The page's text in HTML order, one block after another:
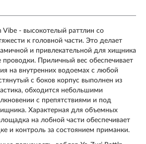
Vibe - высокотелый раттлин со
к головной части. Это делает
и привлекательной для хищника
Приличный вес обеспечивает
на внутренних водоемах с любой
с боков корпус выполнен из
обходится небольшими
с препятствиями и под
Характерная для объемных
на лобной части обеспечивает
и контроль за состоянием приманки.